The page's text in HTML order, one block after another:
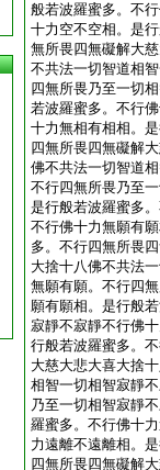
般若波羅蜜多。不
十力空不空相。是
無所畏四無礙解大
不共法一切智道相
四無所畏乃至一切
若波羅蜜多。不行
十力無相有相相。
四無所畏四無礙解
佛不共法一切智道
不行四無所畏乃至
是行般若波羅蜜多
不行佛十力無願有
多。不行四無所畏
大捨十八佛不共法
無願有願。不行四
願有願相。是行般
寂靜不寂靜不行佛
行般若波羅蜜多。
大慈大悲大喜大捨
相智一切相智寂靜
乃至一切相智寂靜
羅蜜多。不行佛十
力遠離不遠離相。
四無所畏四無礙解